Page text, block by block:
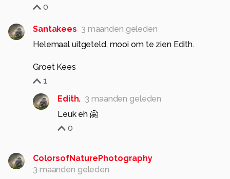
0
Santakees 3 maanden geleden
Helemaal uitgeteld, mooi om te zien Edith.
Groet Kees
1
Edith. 3 maanden geleden
Leuk eh 🤗
0
ColorsofNaturePhotography
3 maanden geleden